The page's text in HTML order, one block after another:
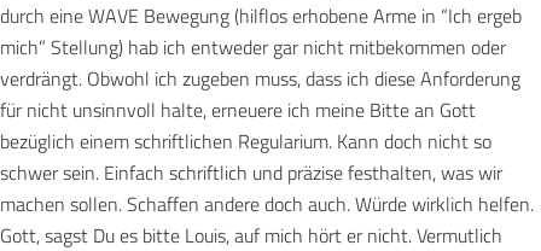
durch eine WAVE Bewegung (hilflos erhobene Arme in “Ich ergeb
mich” Stellung) hab ich entweder gar nicht mitbekommen oder
verdrängt. Obwohl ich zugeben muss, dass ich diese Anforderung
für nicht unsinnvoll halte, erneuere ich meine Bitte an Gott
bezüglich einem schriftlichen Regularium. Kann doch nicht so
schwer sein. Einfach schriftlich und präzise festhalten, was wir
machen sollen. Schaffen andere doch auch. Würde wirklich helfen.
Gott, sagst Du es bitte Louis, auf mich hört er nicht. Vermutlich